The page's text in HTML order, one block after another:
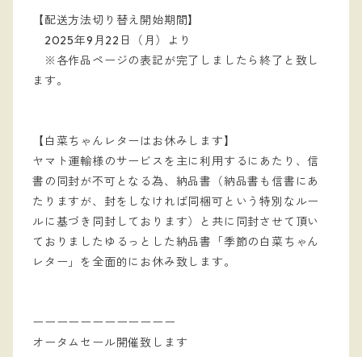
【配送方法切り替え開始期間】
2025年9月22日（月）より
※各作品ページの表記が完了しましたら終了と致し
ます。
【白菜ちゃんレターはお休みします】
ヤマト運輸様のサービスを主に利用するにあたり、信
書の同封が不可となる為、納品書（納品書も信書にあ
たりますが、封をしなければ同梱可という特別なルー
ルに基づき同封しております）と共に同封させて頂い
ておりましたゆるっとした納品書「季節の白菜ちゃん
レター」を全面的にお休み致します。
ーーーーーーーーーーーー
オータムセール開催致します